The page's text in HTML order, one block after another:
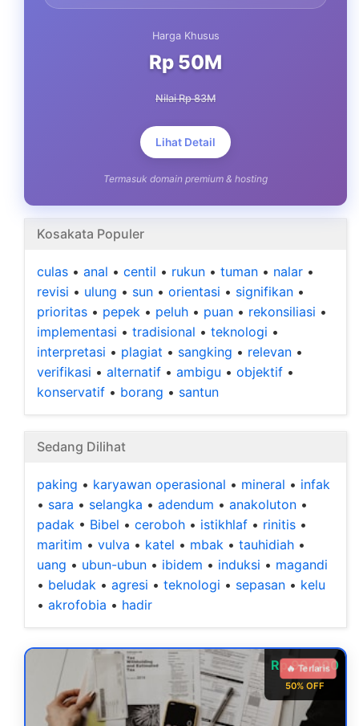
Harga Khusus
Rp 50M
Nilai Rp 83M
Lihat Detail
Termasuk domain premium & hosting
Kosakata Populer
culas • anal • centil • rukun • tuman • nalar •
revisi • ulung • sun • orientasi • signifikan •
prioritas • pepek • peluh • puan • rekonsiliasi •
implementasi • tradisional • teknologi •
interpretasi • plagiat • sangking • relevan •
verifikasi • alternatif • ambigu • objektif •
konservatif • borang • santun
Sedang Dilihat
paking • karyawan operasional • mineral • infak
• sara • selangka • adendum • anakoluton •
padak • Bibel • ceroboh • istikhlaf • rinitis •
maritim • vulva • katel • mbak • tauhidiah •
uang • ubun-ubun • ibidem • induksi • magandi
• beludak • agresi • teknologi • sepasan • kelu
• akrofobia • hadir
Rp 99.000
50% OFF
🔥 Terlaris